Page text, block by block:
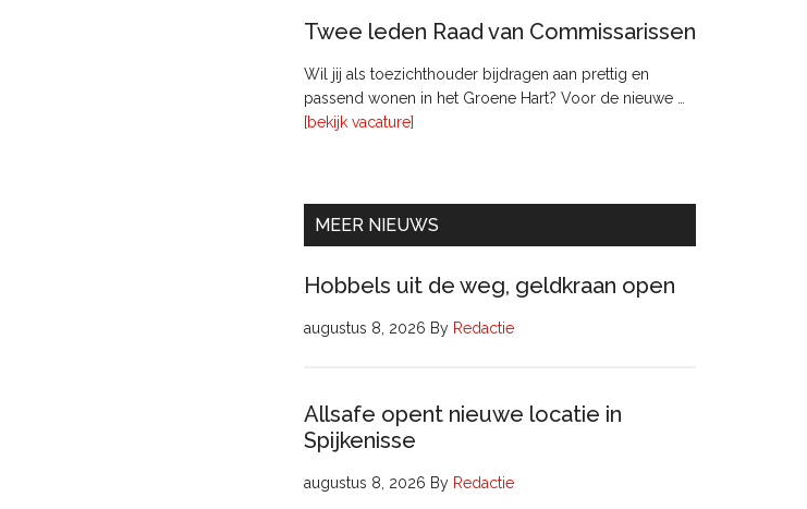
Twee leden Raad van Commissarissen
Wil jij als toezichthouder bijdragen aan prettig en
passend wonen in het Groene Hart? Voor de nieuwe …
[bekijk vacature]
Commissarissen
MEER NIEUWS
Hobbels uit de weg, geldkraan open
augustus 8, 2026 By Redactie
Allsafe opent nieuwe locatie in
Spijkenisse
augustus 8, 2026 By Redactie